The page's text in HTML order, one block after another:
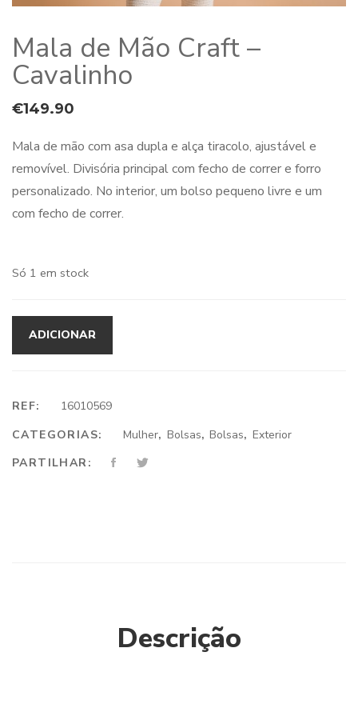
Mala de Mão Craft –
Cavalinho
€149.90
Mala de mão com asa dupla e alça tiracolo, ajustável e
removível. Divisória principal com fecho de correr e forro
personalizado. No interior, um bolso pequeno livre e um
com fecho de correr.
Só 1 em stock
ADICIONAR
REF:
16010569
CATEGORIAS:
Mulher, Bolsas,Bolsas,Exterior
PARTILHAR:
Descrição